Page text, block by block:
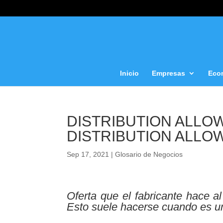
Inicio Empresas
DISTRIBUTION
DISTRIBUTION
Sep 17, 2021 |Glosario de Negocios
Oferta que el fabricante hace
Esto suele hacerse cuando es